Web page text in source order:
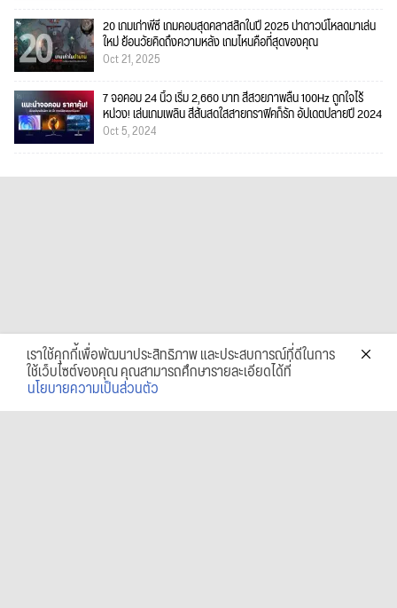
20 เกมเก่าพีซี เกมคอมสุดคลาสสิกในปี 2025 น่าดาวน์โหลดมาเล่น
ใหม่ ย้อนวัยคิดถึงความหลัง เกมไหนคือที่สุดของคุณ
Oct 21, 2025
7 จอคอม 24 นิ้ว เริ่ม 2,660 บาท สีสวยภาพลื่น 100Hz ถูกใจไร้
หน่วง! เล่นเกมเพลิน สีสันสดใสสายกราฟิคก็รัก อัปเดตปลายปี 2024
Oct 5, 2024
เราใช้คุกกี้เพื่อพัฒนาประสิทธิภาพ และประสบการณ์ที่ดีในการ
ใช้เว็บไซต์ของคุณ คุณสามารถศึกษารายละเอียดได้ที่
นโยบายความเป็นส่วนตัว